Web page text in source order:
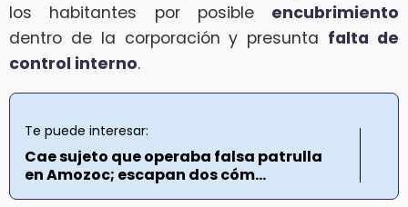
los habitantes por posible encubrimiento
dentro de la corporación y presunta falta de
control interno.
Te puede interesar:
Cae sujeto que operaba falsa patrulla
en Amozoc; escapan dos cóm...